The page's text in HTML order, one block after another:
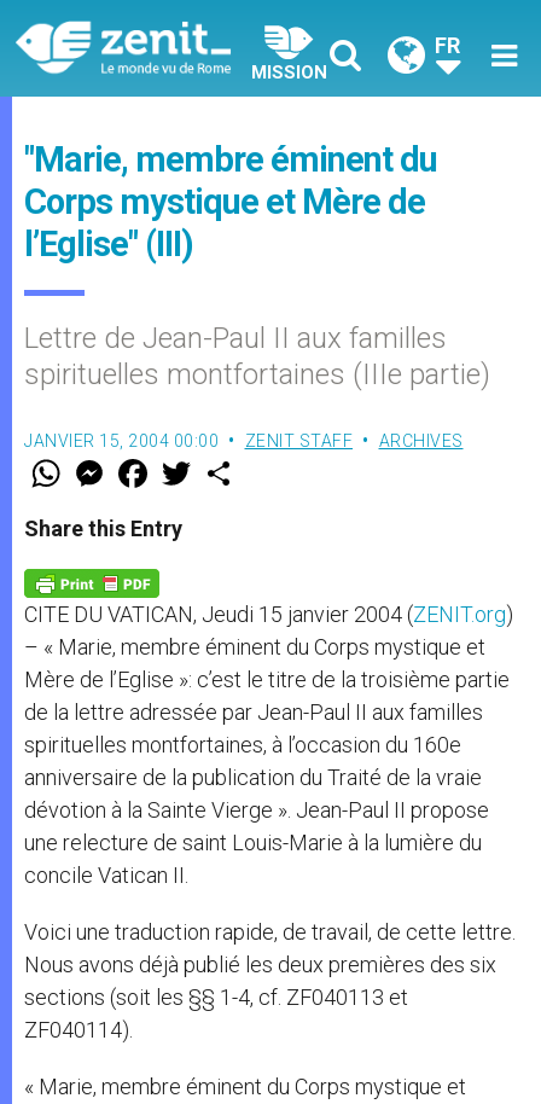
MISSION
FR
"Marie, membre éminent du
Corps mystique et Mère de
l’Eglise" (III)
Lettre de Jean-Paul II aux familles
spirituelles montfortaines (IIIe partie)
JANVIER 15, 2004 00:00 ZENIT STAFF ARCHIVES
W
t
s
p
p
M
e
s
e
g
e
r
F
a
e
b
o
k
w
Share this Entry
CITE DU VATICAN, Jeudi 15 janvier 2004 (ZENIT.org)
– « Marie, membre éminent du Corps mystique et
Mère de l’Eglise »: c’est le titre de la troisième partie
de la lettre adressée par Jean-Paul II aux familles
spirituelles montfortaines, à l’occasion du 160e
anniversaire de la publication du Traité de la vraie
dévotion à la Sainte Vierge ». Jean-Paul II propose
une relecture de saint Louis-Marie à la lumière du
concile Vatican II.
Voici une traduction rapide, de travail, de cette lettre.
Nous avons déjà publié les deux premières des six
sections (soit les §§ 1-4, cf. ZF040113 et
ZF040114).
« Marie, membre éminent du Corps mystique et